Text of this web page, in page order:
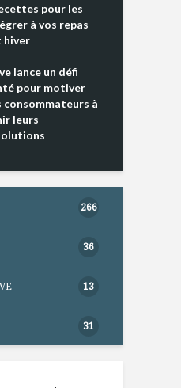
pour les
à vos repas
hiver
lance un défi
pour motiver
consommateurs à
leurs
266
36
13
31